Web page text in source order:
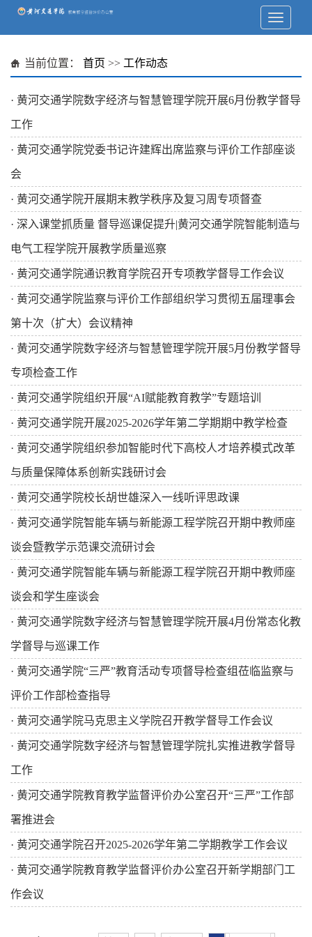
当前位置： 首页 >> 工作动态
· 黄河交通学院数字经济与智慧管理学院开展6月份教学督导
工作
· 黄河交通学院党委书记许建辉出席监察与评价工作部座谈
会
· 黄河交通学院开展期末教学秩序及复习周专项督查
· 深入课堂抓质量 督导巡课促提升|黄河交通学院智能制造与
电气工程学院开展教学质量巡察
· 黄河交通学院通识教育学院召开专项教学督导工作会议
· 黄河交通学院监察与评价工作部组织学习贯彻五届理事会
第十次（扩大）会议精神
· 黄河交通学院数字经济与智慧管理学院开展5月份教学督导
专项检查工作
· 黄河交通学院组织开展“AI赋能教育教学”专题培训
· 黄河交通学院开展2025-2026学年第二学期期中教学检查
· 黄河交通学院组织参加智能时代下高校人才培养模式改革
与质量保障体系创新实践研讨会
· 黄河交通学院校长胡世雄深入一线听评思政课
· 黄河交通学院智能车辆与新能源工程学院召开期中教师座
谈会暨教学示范课交流研讨会
· 黄河交通学院智能车辆与新能源工程学院召开期中教师座
谈会和学生座谈会
· 黄河交通学院数字经济与智慧管理学院开展4月份常态化教
学督导与巡课工作
· 黄河交通学院“三严”教育活动专项督导检查组莅临监察与
评价工作部检查指导
· 黄河交通学院马克思主义学院召开教学督导工作会议
· 黄河交通学院数字经济与智慧管理学院扎实推进教学督导
工作
· 黄河交通学院教育教学监督评价办公室召开“三严”工作部
署推进会
· 黄河交通学院召开2025-2026学年第二学期教学工作会议
· 黄河交通学院教育教学监督评价办公室召开新学期部门工
作会议